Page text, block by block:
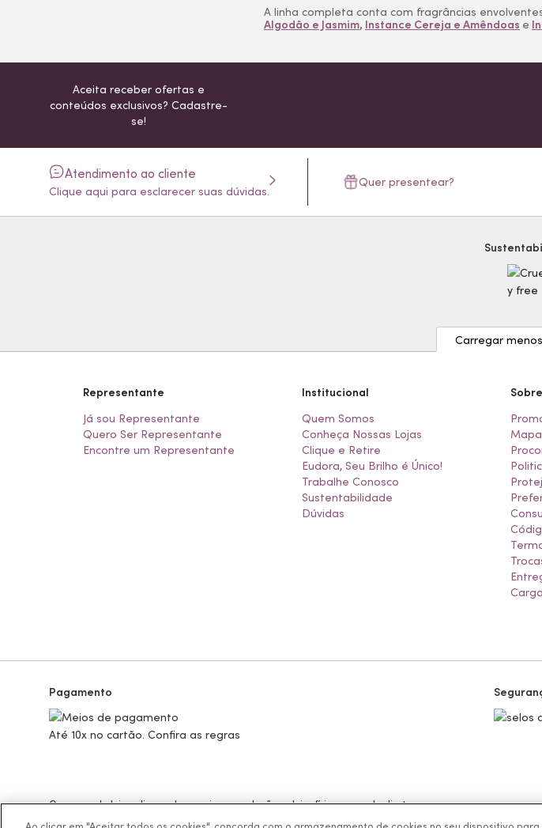
A linha completa conta com fragrâncias
Algodão e Jasmim, Instance Cereja e Amêndoas e
Aceita receber ofertas e
conteúdos exclusivos? Cadastre-
se!
Atendimento ao cliente
Clique aqui para esclarecer suas dúvidas.
Quer presentear?
Carregar
Representante
Já sou Representante
Quero Ser Representante
Encontre um Representante
Institucional
Quem Somos
Conheça Nossas Lojas
Clique e Retire
Eudora, Seu Brilho é Único!
Trabalhe Conosco
Sustentabilidade
Dúvidas
Sobre
Pagamento
Até 10x no cartão. Confira as regras
Os preços da loja online podem variar em relação as lojas físicas e venda direta.